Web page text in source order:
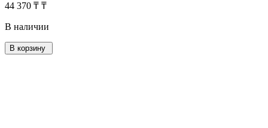
44 370 ₸ ₸
В наличии
В корзину